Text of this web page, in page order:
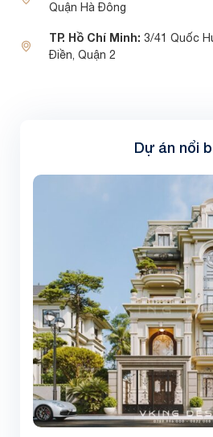
Quận Hà Đông
TP. Hồ Chí Minh: 3/41 Quốc
Điền, Quận 2
Dự án nổi